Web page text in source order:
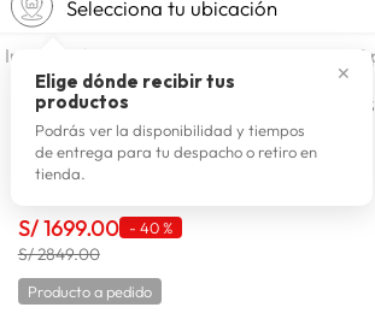
1.
2. celulares
3. zapatillas hombre
4. zapatillas
6 . tv
7. spiderman
Selecciona tu ubicación
✕
Elige dónde recibir tus
productos
Podrás ver la disponibilidad y tiempos
de entrega para tu despacho o retiro en
tienda.
dormitorio camas
PARAISO
Cama Europea Royal Abrazzo
S/1699.00 - 40 %
S/ 2849.00
Producto a pedido